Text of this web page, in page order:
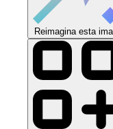
Reimagina esta